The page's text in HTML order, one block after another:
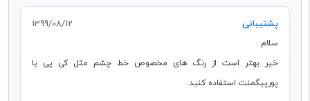
پشتیبانی 1399/08/12
سلام
خیر بهتر است از رنگ های مخصوص خط چشم مثل کی پی یا
پورپیگمنت استفاده کنید.